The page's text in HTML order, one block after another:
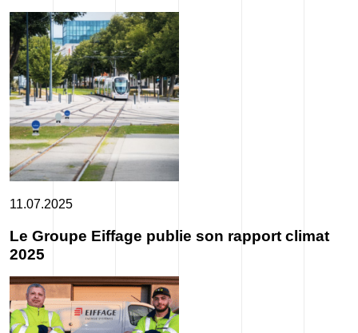
11.07.2025
Le Groupe Eiffage publie son rapport climat
2025